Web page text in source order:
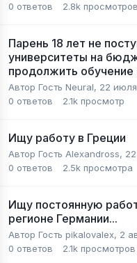
0 ответов 2.8k просмотров
Парень 18 лет не
университеты на
продолжить
Автор Гость Neural, 22
0 ответов 2.1k просмотр
Ищу работу в Греции
Автор Гость Alexandross,
0 ответов 2.5k просмотра
Ищу постоянную
регионе Германии...
Автор Гость pikalovalex, 2
0 ответов 2.1k просмотров